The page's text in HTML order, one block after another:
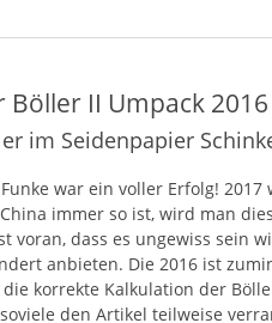
Böller II Umpack 2016
im Seidenpapier
Funke war ein voller Erfolg!
immer so ist, wird man
voran, dass es ungewiss sein
anbieten. Die 2016 ist
korrekte Kalkulation der
den Artikel teilweise